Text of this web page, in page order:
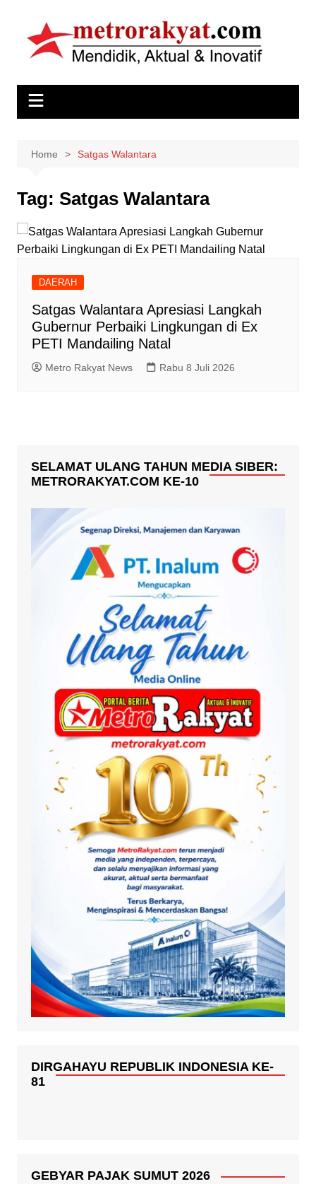
content
Home Satgas Walantara
Tag: Satgas Walantara
DAERAH
Satgas Walantara Apresiasi Langkah
Gubernur Perbaiki Lingkungan di Ex
PETI Mandailing Natal
Metro Rakyat News Rabu 8 Juli 2026
SELAMAT ULANG TAHUN MEDIA SIBER:
METRORAKYAT.COM KE-10
DIRGAHAYU REPUBLIK INDONESIA KE-
81
GEBYAR PAJAK SUMUT 2026